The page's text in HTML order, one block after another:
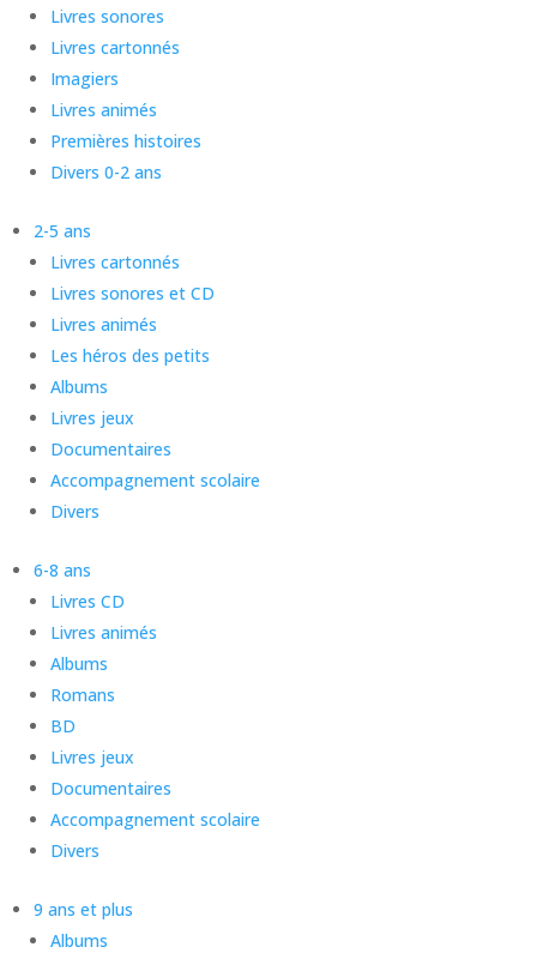
Livres sonores
Livres cartonnés
Imagiers
Livres animés
Premières histoires
Divers 0-2 ans
2-5 ans
Livres cartonnés
Livres sonores et CD
Livres animés
Les héros des petits
Albums
Livres jeux
Documentaires
Accompagnement scolaire
Divers
6-8 ans
Livres CD
Livres animés
Albums
Romans
BD
Livres jeux
Documentaires
Accompagnement scolaire
Divers
9 ans et plus
Albums